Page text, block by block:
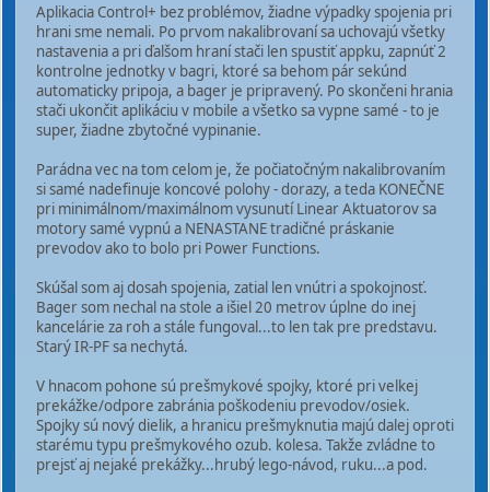
Aplikacia Control+ bez problémov, žiadne výpadky spojenia pri
hrani sme nemali. Po prvom nakalibrovaní sa uchovajú všetky
nastavenia a pri ďalšom hraní stači len spustiť appku, zapnúť 2
kontrolne jednotky v bagri, ktoré sa behom pár sekúnd
automaticky pripoja, a bager je pripravený. Po skončeni hrania
stači ukončit aplikáciu v mobile a všetko sa vypne samé - to je
super, žiadne zbytočné vypinanie.
Parádna vec na tom celom je, že počiatočným nakalibrovaním
si samé nadefinuje koncové polohy - dorazy, a teda KONEČNE
pri minimálnom/maximálnom vysunutí Linear Aktuatorov sa
motory samé vypnú a NENASTANE tradičné práskanie
prevodov ako to bolo pri Power Functions.
Skúšal som aj dosah spojenia, zatial len vnútri a spokojnosť.
Bager som nechal na stole a išiel 20 metrov úplne do inej
kancelárie za roh a stále fungoval...to len tak pre predstavu.
Starý IR-PF sa nechytá.
V hnacom pohone sú prešmykové spojky, ktoré pri velkej
prekážke/odpore zabránia poškodeniu prevodov/osiek.
Spojky sú nový dielik, a hranicu prešmyknutia majú dalej oproti
starému typu prešmykového ozub. kolesa. Takže zvládne to
prejsť aj nejaké prekážky...hrubý lego-návod, ruku...a pod.